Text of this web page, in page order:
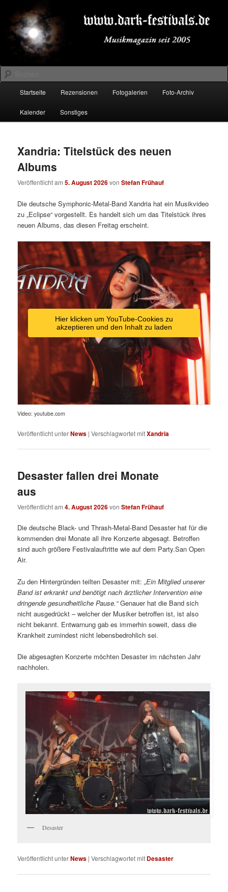
primären
Inhalt
springen
sekundären
Inhalt
springenDARK-FESTIVALS.DE
Suchen
Startseite Rezensionen Fotogalerien Foto-Archiv
Kalender Sonstiges
Xandria: Titelstück des neuen
Albums
Veröffentlicht am5. August 2026vonStefan Frühauf
Die deutsche Symphonic-Metal-Band Xandria hat ein Musikvideo
zu „Eclipse“ vorgestellt. Es handelt sich um das Titelstück ihres
neuen Albums, das diesen Freitag erscheint.
Hier klicken um YouTube-Cookies zu
akzeptieren und den Inhalt zu laden
Video: youtube.com
Veröffentlicht unterNews |Verschlagwortet mitXandria
Desaster fallen drei Monate
aus
Veröffentlicht am4. August 2026vonStefan Frühauf
Die deutsche Black- und Thrash-Metal-Band Desaster hat für die
kommenden drei Monate all ihre Konzerte abgesagt. Betroffen
sind auch größere Festivalauftritte wie auf dem Party.San Open
Air.
Zu den Hintergründen teilten Desaster mit:„Ein Mitglied unserer
Band ist erkrankt und benötigt nach ärztlicher Intervention eine
dringende gesundheitliche Pause.“Genauer hat die Band sich
nicht ausgedrückt – welcher der Musiker betroffen ist, ist also
nicht bekannt. Entwarnung gab es immerhin soweit, dass die
Krankheit zumindest nicht lebensbedrohlich sei.
Die abgesagten Konzerte möchten Desaster im nächsten Jahr
nachholen.
Desaster
Veröffentlicht unterNews |Verschlagwortet mit Desaster